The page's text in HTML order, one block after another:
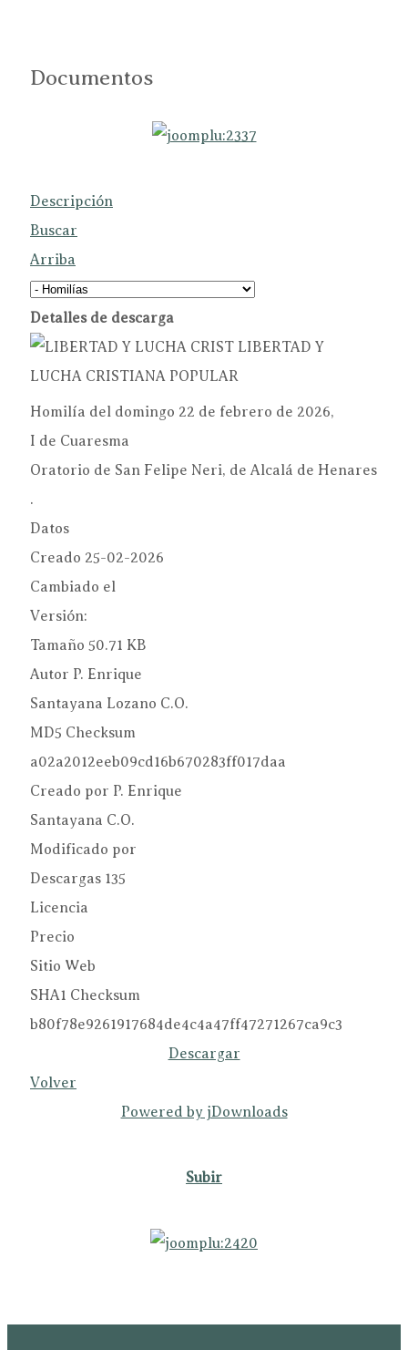
Documentos
Descripción
Buscar
Arriba
Detalles de descarga
LIBERTAD Y
LUCHA CRISTIANA POPULAR
Homilía del domingo 22 de febrero de 2026,
I de Cuaresma
Oratorio de San Felipe Neri, de Alcalá de Henares
.
Datos
Creado 25-02-2026
Cambiado el
Versión:
Tamaño 50.71 KB
Autor P. Enrique
Santayana Lozano C.O.
MD5 Checksum
a02a2012eeb09cd16b670283ff017daa
Creado por P. Enrique
Santayana C.O.
Modificado por
Descargas 135
Licencia
Precio
Sitio Web
SHA1 Checksum
b80f78e9261917684de4c4a47ff47271267ca9c3
Descargar
Volver
Powered by jDownloads
Subir